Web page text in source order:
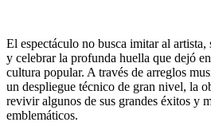
El espectáculo no busca imitar al
y celebrar la profunda huella que dejó
cultura popular. A través de arreglos
un despliegue técnico de gran nivel, la
revivir algunos de sus grandes éxitos y
emblemáticos.